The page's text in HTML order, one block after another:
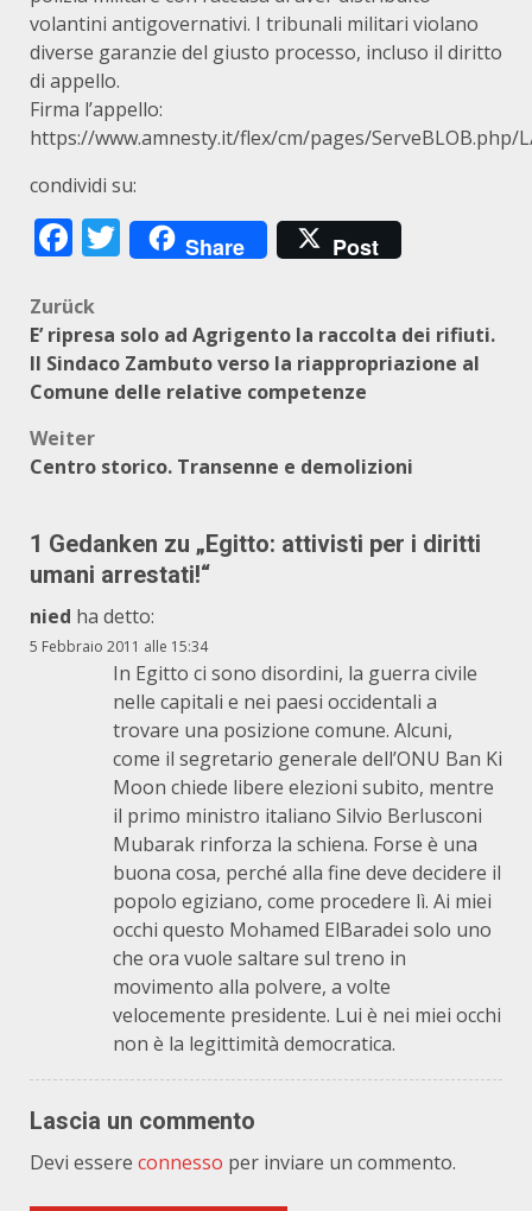
volantini antigovernativi. I tribunali militari violano
diverse garanzie del giusto processo, incluso il diritto
di appello.
Firma l’appello:
https://www.amnesty.it/flex/cm/pages/ServeBLOB.php/
condividi su:
Facebook
Twitter
Share Post
Beitragsnavigation
Zurück
E’ ripresa solo ad Agrigento la raccolta dei rifiuti.
Il Sindaco Zambuto verso la riappropriazione al
Comune delle relative competenze
Weiter
Centro storico. Transenne e demolizioni
1 Gedanken zu „Egitto: attivisti per i diritti
umani arrestati!“
nied ha detto:
5 Febbraio 2011 alle 15:34
In Egitto ci sono disordini, la guerra civile
nelle capitali e nei paesi occidentali a
trovare una posizione comune. Alcuni,
come il segretario generale dell’ONU Ban Ki
Moon chiede libere elezioni subito, mentre
il primo ministro italiano Silvio Berlusconi
Mubarak rinforza la schiena. Forse è una
buona cosa, perché alla fine deve decidere il
popolo egiziano, come procedere lì. Ai miei
occhi questo Mohamed ElBaradei solo uno
che ora vuole saltare sul treno in
movimento alla polvere, a volte
velocemente presidente. Lui è nei miei occhi
non è la legittimità democratica.
Lascia un commento
Devi essere connesso per inviare un commento.